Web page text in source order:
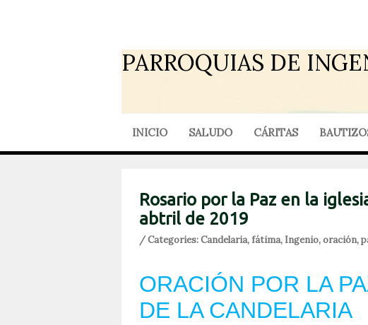
PARROQUIAS DE
INICIO SALUDO CÁRITAS
Rosario por la Paz en la
abtril de 2019
/ Categories:Candelaria,fátima, Ingenio,oración,
ORACIÓN POR LA
DE LA CANDELARIA